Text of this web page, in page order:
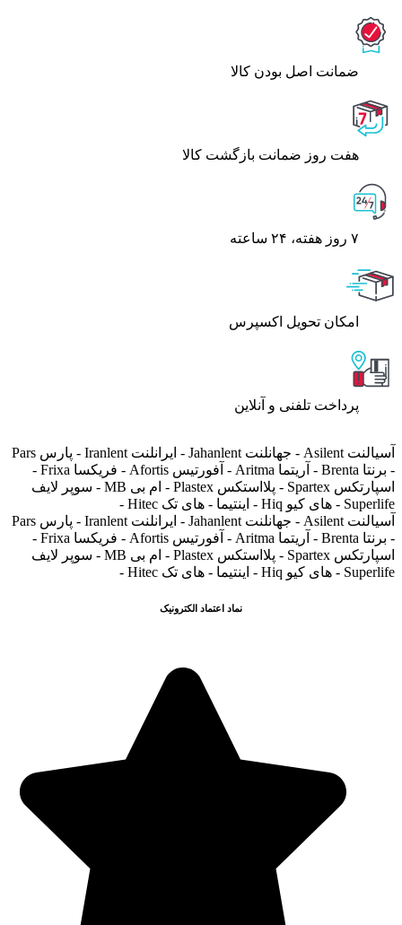
ﺿﻤﺎﻧﺖ اﺻﻞ ﺑﻮدن ﮐﺎﻟﺎ
هفت روز ضمانت بازگشت کالا
۷ روز ﻫﻔﺘﻪ، ۲۴ ﺳﺎﻋﺘﻪ
اﻣﮑﺎن ﺗﺤﻮﯾﻞ اﮐﺴﭙﺮس
پرداخت تلفنی و آنلاین
آسیالنت Asilent - جهانلنت Jahanlent - ایرانلنت Iranlent - پارس Pars
- برنتا Brenta - آریتما Aritma - آفورتیس Afortis - فریکسا Frixa -
اسپارتکس Spartex - پلااستکس Plastex - ام بی MB - سوپر لایف
Superlife - های کیو Hiq - اینتیما - های تک Hitec -
آسیالنت Asilent - جهانلنت Jahanlent - ایرانلنت Iranlent - پارس Pars
- برنتا Brenta - آریتما Aritma - آفورتیس Afortis - فریکسا Frixa -
اسپارتکس Spartex - پلااستکس Plastex - ام بی MB - سوپر لایف
Superlife - های کیو Hiq - اینتیما - های تک Hitec -
نماد اعتماد الکترونیک